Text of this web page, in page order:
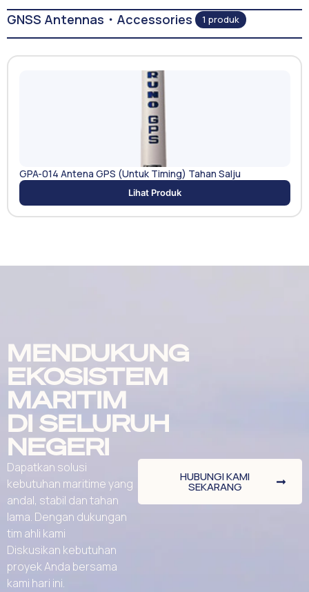
GNSS Antennas・Accessories 1 produk
GPA-014 Antena GPS (Untuk Timing) Tahan Salju
Lihat Produk
MENDUKUNG
EKOSISTEM
MARITIM
DI SELURUH
NEGERI
Dapatkan solusi
kebutuhan maritime yang
andal, stabil dan tahan
lama. Dengan dukungan
tim ahli kami
Diskusikan kebutuhan
proyek Anda bersama
kami hari ini.
HUBUNGI KAMI
SEKARANG